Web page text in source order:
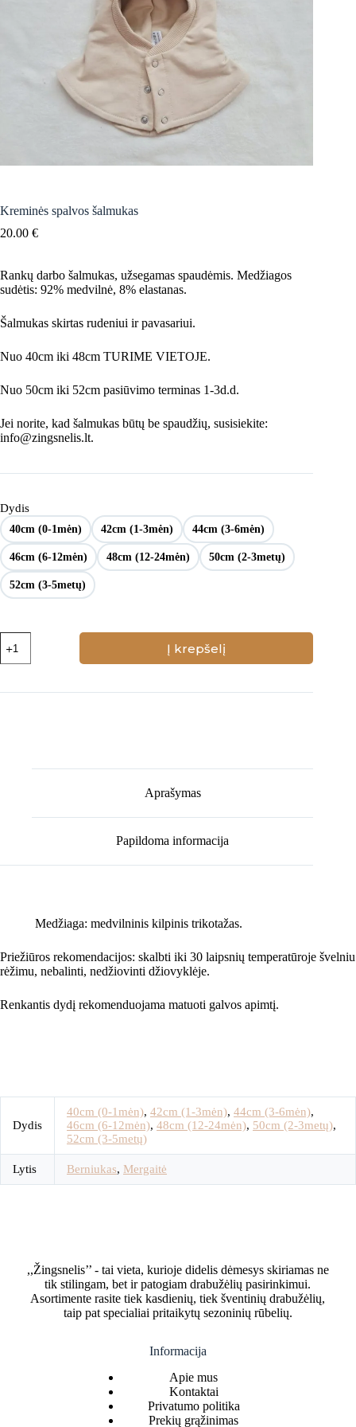
Kreminės spalvos šalmukas
20.00 €
Rankų darbo šalmukas, užsegamas spaudėmis. Medžiagos
sudėtis: 92% medvilnė, 8% elastanas.
Šalmukas skirtas rudeniui ir pavasariui.
Nuo 40cm iki 48cm TURIME VIETOJE.
Nuo 50cm iki 52cm pasiūvimo terminas 1-3d.d.
Jei norite, kad šalmukas būtų be spaudžių, susisiekite:
info@zingsnelis.lt.
Dydis
40cm (0-1mėn) 42cm (1-3mėn) 44cm (3-6mėn)
46cm (6-12mėn) 48cm (12-24mėn) 50cm (2-3metų)
52cm (3-5metų)
kiekis:
Kreminės
šalmukas
Į krepšelį
Aprašymas
Papildoma informacija
Medžiaga: medvilninis kilpinis trikotažas.
Priežiūros rekomendacijos: skalbti iki 30 laipsnių temperatūroje švelniu
rėžimu, nebalinti, nedžiovinti džiovyklėje.
Renkantis dydį rekomenduojama matuoti galvos apimtį.
Dydis
40cm (0-1mėn), 42cm (1-3mėn), 44cm (3-6mėn),
46cm (6-12mėn), 48cm (12-24mėn), 50cm (2-3metų),
52cm (3-5metų)
Lytis Berniukas, Mergaitė
,,Žingsnelis’’ - tai vieta, kurioje didelis dėmesys skiriamas ne
tik stilingam, bet ir patogiam drabužėlių pasirinkimui.
Asortimente rasite tiek kasdienių, tiek šventinių drabužėlių,
taip pat specialiai pritaikytų sezoninių rūbelių.
Informacija
Apie mus
Kontaktai
Privatumo politika
Prekių grąžinimas